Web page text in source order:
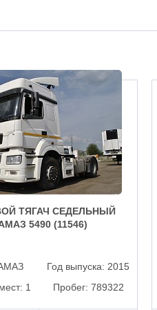
ТЯГАЧ СЕДЕЛЬНЫЙ
5490 (11546)
Год выпуска: 2015
1 Пробег: 789322